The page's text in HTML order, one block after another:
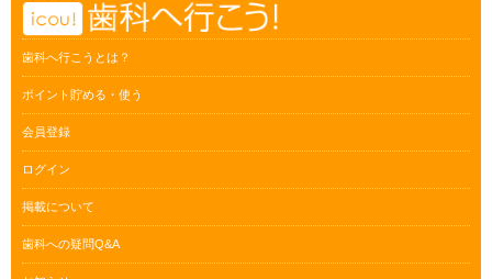
歯科へ行こうとは？
ポイント貯める・使う
会員登録
ログイン
掲載について
歯科への疑問Q&A